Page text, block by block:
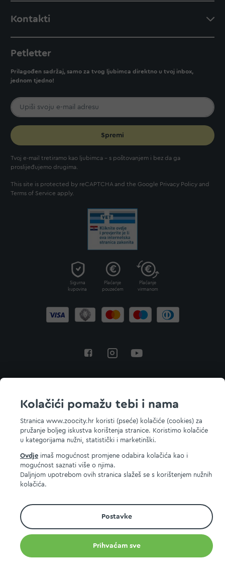
Kolačići pomažu tebi i nama
Stranica www.zoocity.hr koristi (pseće) kolačiće (cookies) za
pružanje boljeg iskustva korištenja stranice. Koristimo kolačiće
u kategorijama nužni, statistički i marketinški.
Ovdje imaš mogućnost promjene odabira kolačića kao i
mogućnost saznati više o njima.
Daljnjom upotrebom ovih stranica slažeš se s korištenjem nužnih
kolačića.
Postavke
Prihvaćam sve
Kontakti
Petletter
Prilagođen sadržaj, samo za tvog ljubimca direktno u tvoj inbox,
jednom tjedno!
Spremi
Tvoj e-mail tretiramo kao ljubimca - s poštovanjem i bez da ga
proslijeđujemo drugima.
This site is protected by reCAPTCHA and the Google Privacy Policy and
Terms of Service apply.
Sigurna
kupovina
Plaćanje
pouzećem
Plaćanje
virmanom
© 2026 ZOOCITY. Sva prava zadržana.